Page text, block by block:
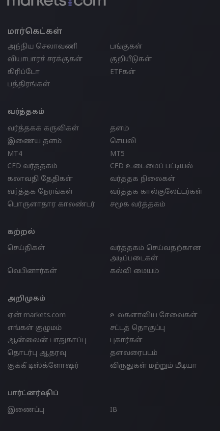
மார்கெட்கள்
அந்நிய செலாவணி
பங்குகள்
வியாபாரச் சரக்குகள்
குறியீடுகள்
கிரிப்டோ
ETFகள்
பத்திரங்கள்
வர்த்தகம்
வர்த்தகக் கருவிகள்
தளம்
இணைய தளம்
செயலி
MT4
MT5
CFD வர்த்தகம்
CFD உடைமைப் பட்டியல்
கலாவதி தேதிகள்
வர்த்தக நிலைகள்
வர்த்தக நேரங்கள்
வர்த்தக கால்குலேட்டர்கள்
பொருளாதார காலண்டர்
சமூக வர்த்தகம்
கற்றல்
செய்திகள்
வர்த்தகம் செய்வதற்கான
அடிப்படைகள்
வெபினார்கள்
கல்வி மையம்
அறிமுகம்
ஏன் markets.com
உலகளாவிய சேவைகள்
எங்கள் குழுமம்
சட்டத் தொகுப்பு
ஆன்லைன் பாதுகாப்பு
புகார்கள்
தொடர்பு ஆதரவு
தளவரைபடம்
குக்கீ டிஸ்க்ளோஷர்
விருதுகள் மற்றும் மீடியா
பார்ட்னர்ஷிப்
இணைப்பு
IB